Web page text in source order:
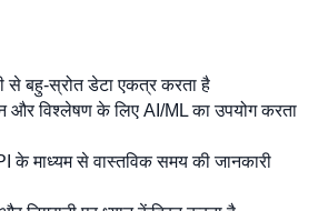
से बहु-स्रोत डेटा एकत्र करता है
और विश्लेषण के लिए AI/ML का उपयोग करता
के माध्यम से वास्तविक समय की जानकारी